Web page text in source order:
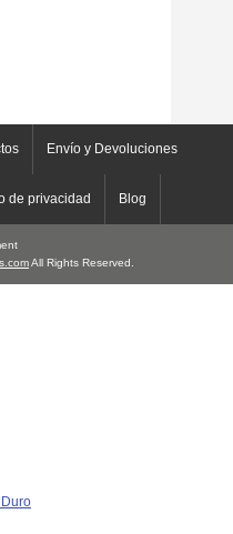
Envío y Devoluciones
de privacidad Blog
All Rights Reserved.